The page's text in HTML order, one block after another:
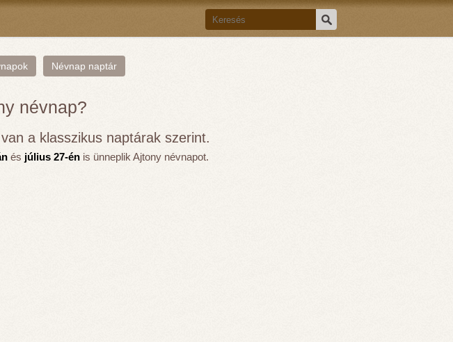
Névnap naptár
névnap?
van a klasszikus naptárak szerint.
és július 27-énis ünneplik Ajtony névnapot.